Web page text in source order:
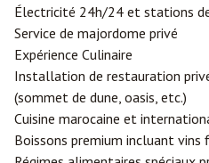
Électricité 24h/24 et stations
Service de majordome privé
Expérience Culinaire
Installation de restauration
(sommet de dune, oasis, etc.)
Cuisine marocaine et
Boissons premium incluant vins